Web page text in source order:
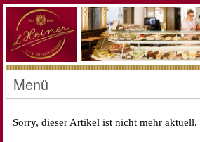
Menü
Sorry, dieser Artikel ist nicht mehr aktuell.